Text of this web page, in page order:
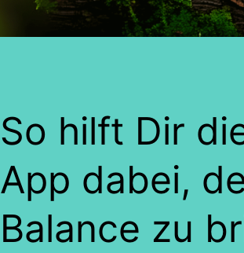
So hilft Dir
App dabei,
Balance zu